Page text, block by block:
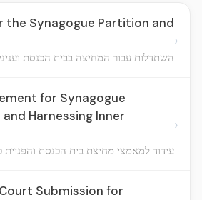
the Synagogue Partition and
השתדלות עבור המחיצה בבית הכנסת
›
for Synagogue
Harnessing Inner
עידוד למאמצי מחיצת בית הכנסת והפניית
›
Submission for